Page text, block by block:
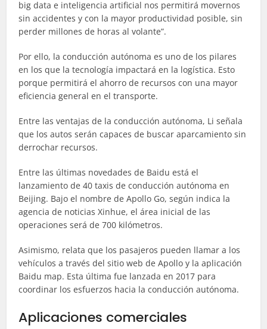
big data e inteligencia artificial nos permitirá movernos
sin accidentes y con la mayor productividad posible, sin
perder millones de horas al volante”.
Por ello, la conducción autónoma es uno de los pilares
en los que la tecnología impactará en la logística. Esto
porque permitirá el ahorro de recursos con una mayor
eficiencia general en el transporte.
Entre las ventajas de la conducción autónoma, Li señala
que los autos serán capaces de buscar aparcamiento sin
derrochar recursos.
Entre las últimas novedades de Baidu está el
lanzamiento de 40 taxis de conducción autónoma en
Beijing. Bajo el nombre de Apollo Go, según indica la
agencia de noticias Xinhue, el área inicial de las
operaciones será de 700 kilómetros.
Asimismo, relata que los pasajeros pueden llamar a los
vehículos a través del sitio web de Apollo y la aplicación
Baidu map. Esta última fue lanzada en 2017 para
coordinar los esfuerzos hacia la conducción autónoma.
Aplicaciones comerciales